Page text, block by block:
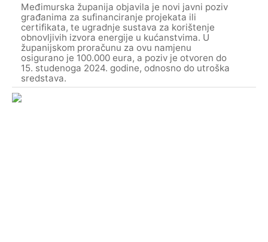
Međimurska županija objavila je novi javni poziv
građanima za sufinanciranje projekata ili
certifikata, te ugradnje sustava za korištenje
obnovljivih izvora energije u kućanstvima. U
županijskom proračunu za ovu namjenu
osigurano je 100.000 eura, a poziv je otvoren do
15. studenoga 2024. godine, odnosno do utroška
sredstava.